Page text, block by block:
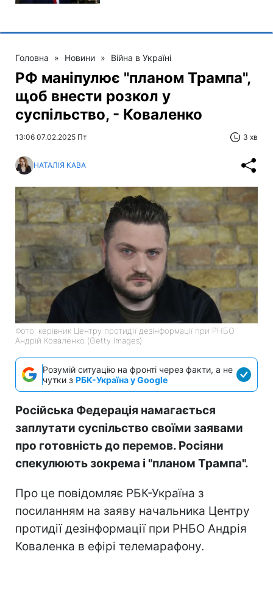
Головна » Новини » Війна в Україні
РФ маніпулює "планом Трампа",
щоб внести розкол у
суспільство, - Коваленко
13:06 07.02.2025 Пт 3 хв
НАТАЛІЯ КАВА
Фото: керівник Центру протидії дезінформації при РНБО
Андрій Коваленко (Getty Images)
Розумій ситуацію на фронті через факти, а не
чутки з РБК-Україна у Google
Російська Федерація намагається
заплутати суспільство своїми заявами
про готовність до перемов. Росіяни
спекулюють зокрема і "планом Трампа".
Про це повідомляє РБК-Україна з
посиланням на заяву начальника Центру
протидії дезінформації при РНБО Андрія
Коваленка в ефірі телемарафону.